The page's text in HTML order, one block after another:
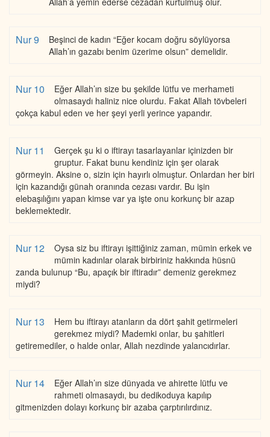
Nur 9
Beşinci de kadın “Eğer kocam doğru söylüyorsa
Allah’ın gazabı benim üzerime olsun” demelidir.
Nur 10
Eğer Allah’ın size bu şekilde lütfu ve merhameti
olmasaydı haliniz nice olurdu. Fakat Allah tövbeleri
çokça kabul eden ve her şeyi yerli yerince yapandır.
Nur 11
Gerçek şu ki o iftirayı tasarlayanlar içinizden bir
gruptur. Fakat bunu kendiniz için şer olarak
görmeyin. Aksine o, sizin için hayırlı olmuştur. Onlardan her biri
için kazandığı günah oranında cezası vardır. Bu işin
elebaşılığını yapan kimse var ya işte onu korkunç bir azap
beklemektedir.
Nur 12
Oysa siz bu iftirayı işittiğiniz zaman, mümin erkek ve
mümin kadınlar olarak birbiriniz hakkında hüsnü
zanda bulunup “Bu, apaçık bir iftiradır” demeniz gerekmez
miydi?
Nur 13
Hem bu iftirayı atanların da dört şahit getirmeleri
gerekmez miydi? Mademki onlar, bu şahitleri
getiremediler, o halde onlar, Allah nezdinde yalancıdırlar.
Nur 14
Eğer Allah’ın size dünyada ve ahirette lütfu ve
rahmeti olmasaydı, bu dedikoduya kapılıp
gitmenizden dolayı korkunç bir azaba çarptırılırdınız.